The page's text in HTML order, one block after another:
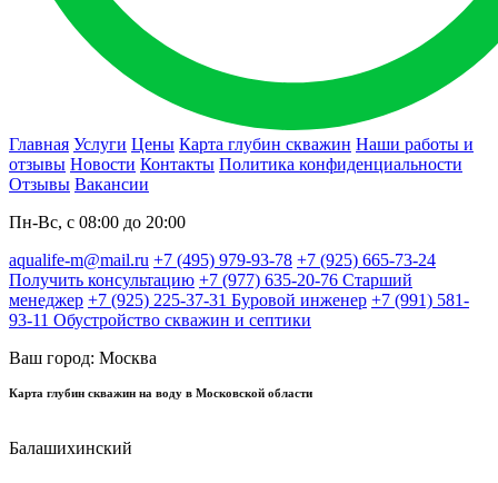
Главная Услуги Цены Карта глубин скважин Наши работы и
отзывы Новости Контакты Политика конфиденциальности
Отзывы Вакансии
Пн-Вс, с 08:00 до 20:00
aqualife-m@mail.ru +7 (495) 979-93-78 +7 (925) 665-73-24
Получить консультацию +7 (977) 635-20-76 Старший
менеджер +7 (925) 225-37-31 Буровой инженер +7 (991) 581-
93-11 Обустройство скважин и септики
Ваш город: Москва
Карта глубин скважин на воду в Московской области
Балашихинский